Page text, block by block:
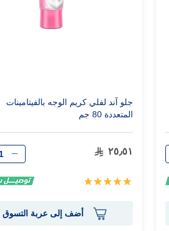
جلو آند لفلي كريم الوجه بالفيتامينات
المتعددة 80 جم
٢٥٫٥١
تقييم:
الكمية
أضف إلى عربة التسوق